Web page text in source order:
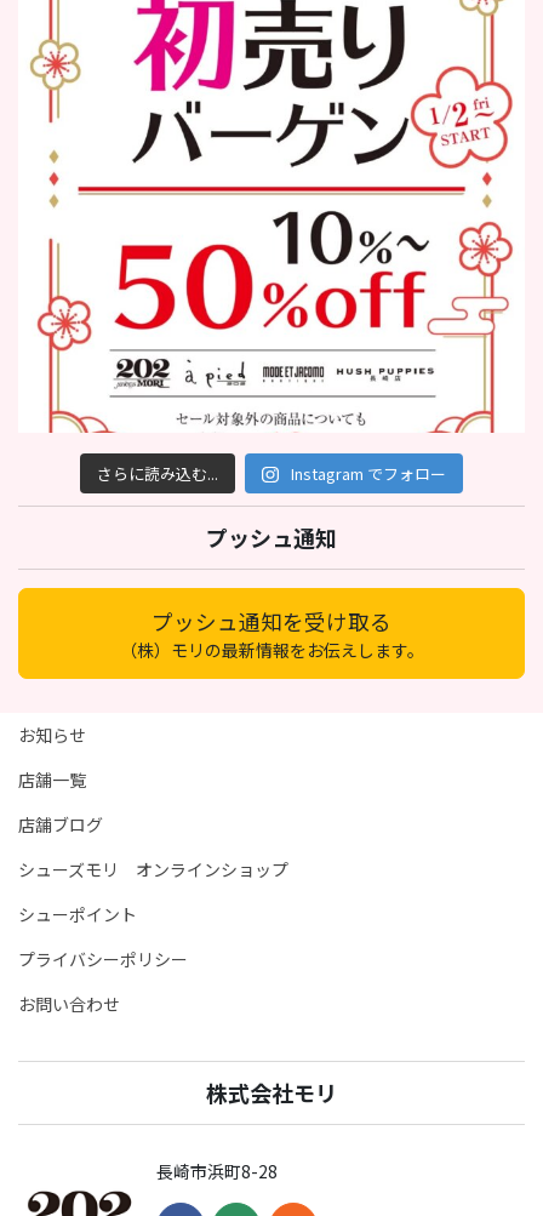
さらに読み込む... Instagram でフォロー
プッシュ通知
プッシュ通知を受け取る
（株）モリの最新情報をお伝えします。
お知らせ
店舗一覧
店舗ブログ
シューズモリ オンラインショップ
シューポイント
プライバシーポリシー
お問い合わせ
株式会社モリ
長崎市浜町8-28